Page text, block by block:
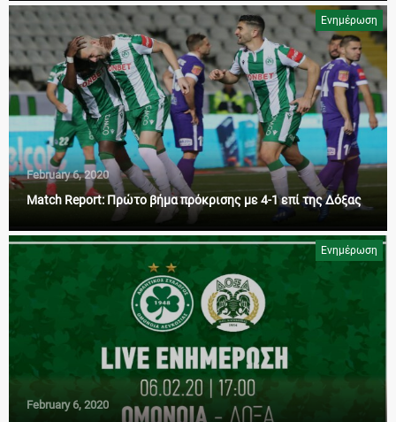
Ενημέρωση
February 6, 2020
Match Report: Πρώτο βήμα πρόκρισης με 4-1 επί της Δόξας
Ενημέρωση
February 6, 2020